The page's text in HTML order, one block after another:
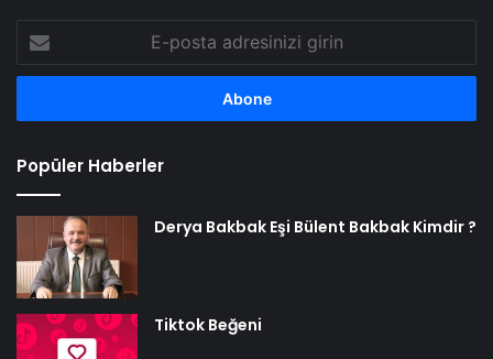
posta
adresinizi
Popüler Haberler
Derya Bakbak Eşi Bülent Bakbak Kimdir ?
Tiktok Beğeni